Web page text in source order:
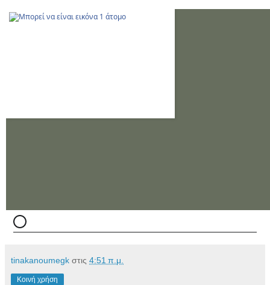
tinakanoumegk στις 4:51 π.μ.
Κοινή χρήση